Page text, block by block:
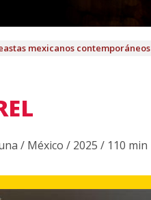
mexicanos contemporáneos
/ México / 2025 / 110 min